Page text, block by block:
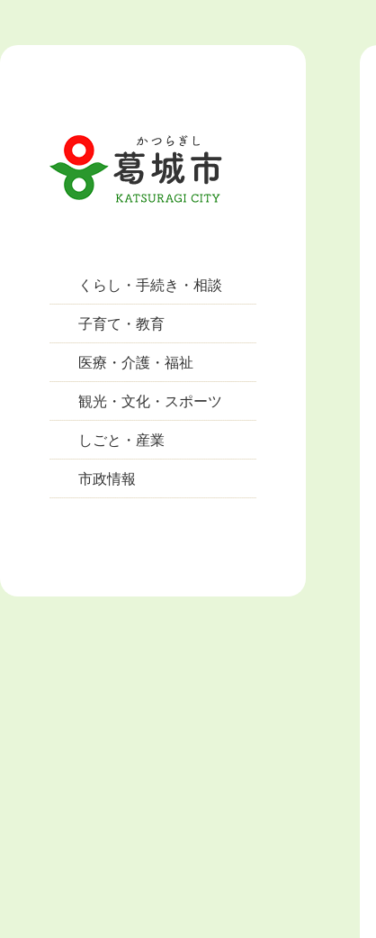
くらし・手続き・相談
子育て・教育
医療・介護・福祉
観光・文化・スポーツ
しごと・産業
市政情報